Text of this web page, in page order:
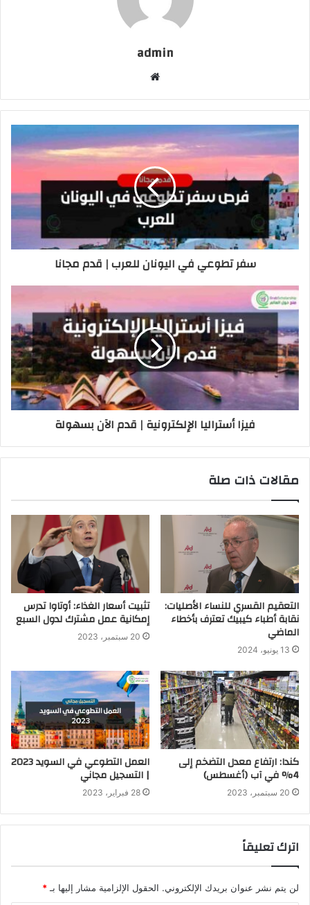
admin
سفر تطوعي في اليونان للعرب | قدم مجانا
فيزا أستراليا الإلكترونية | قدم الآن بسهولة
مقالات ذات صلة
التعقيم القسري للنساء الأصليات:
نقابة أطباء كيبيك تعترف بأخطاء
الماضي
13 يونيو، 2024
تثبيت أسعار الغذاء: أوتاوا تدرس
إمكانية عمل مشترك لدول السبع
20 سبتمبر، 2023
كندا: ارتفاع معدل التضخم إلى
4% في آب (أغسطس)
20 سبتمبر، 2023
العمل التطوعي في السويد 2023
| التسجيل مجاني
28 فبراير، 2023
اترك تعليقاً
لن يتم نشر عنوان بريدك الإلكتروني. الحقول الإلزامية مشار إليها بـ *